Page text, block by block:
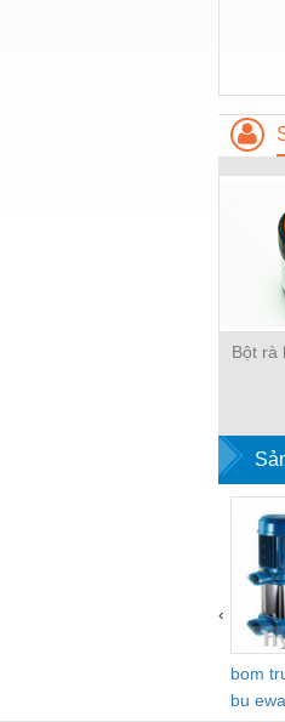
Bột rà
bom
bu
‹